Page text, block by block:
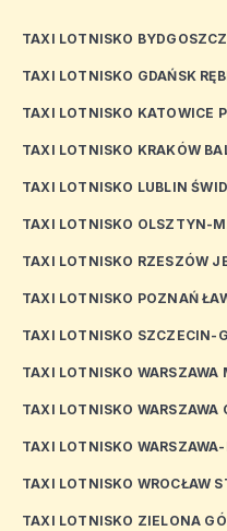
TAXI LOTNISKO
TAXI LOTNISKO GDAŃSK
TAXI LOTNISKO KATOWICE
TAXI LOTNISKO KRAKÓW
TAXI LOTNISKO LUBLIN
TAXI LOTNISKO OLSZTYN-
TAXI LOTNISKO RZESZÓW
TAXI LOTNISKO POZNAŃ
TAXI LOTNISKO SZCZECIN-
TAXI LOTNISKO WARSZAWA
TAXI LOTNISKO WARSZAWA
TAXI LOTNISKO
TAXI LOTNISKO WROCŁAW
TAXI LOTNISKO ZIELONA